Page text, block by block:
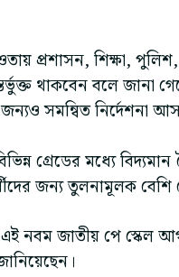
প্রশাসন, শিক্ষা, পুলিশ,
থাকবেন বলে জানা
জন্যও সমন্বিত নির্দেশনা
গ্রেডের মধ্যে
জন্য তুলনামূলক বেশি
এই নবম জাতীয় পে স্কেল